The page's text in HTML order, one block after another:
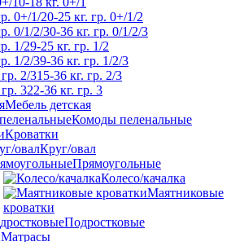
0-25 кг. гр. 0+/1/2
0-36 кг. гр. 0/1/2/3
9-25 кг. гр. 1/2
9-36 кг. гр. 1/2/3
15-36 кг. гр. 2/3
22-36 кг. гр. 3
Мебель детская
Комоды пеленальные
Кроватки
Круг/овал
Прямоугольные
Колесо/качалка
Маятниковые
кроватки
Подростковые
Матрасы